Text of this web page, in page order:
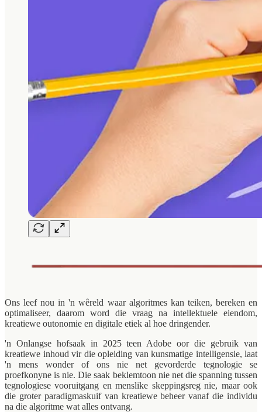
Ons leef nou in 'n wêreld waar algoritmes kan teiken, bereken en
optimaliseer, daarom word die vraag na intellektuele eiendom,
kreatiewe outonomie en digitale etiek al hoe dringender.
'n Onlangse hofsaak in 2025 teen Adobe oor die gebruik van
kreatiewe inhoud vir die opleiding van kunsmatige intelligensie, laat
'n mens wonder of ons nie net gevorderde tegnologie se
proefkonyne is nie. Die saak beklemtoon nie net die spanning tussen
tegnologiese vooruitgang en menslike skeppingsreg nie, maar ook
die groter paradigmaskuif van kreatiewe beheer vanaf die individu
na die algoritme wat alles ontvang.